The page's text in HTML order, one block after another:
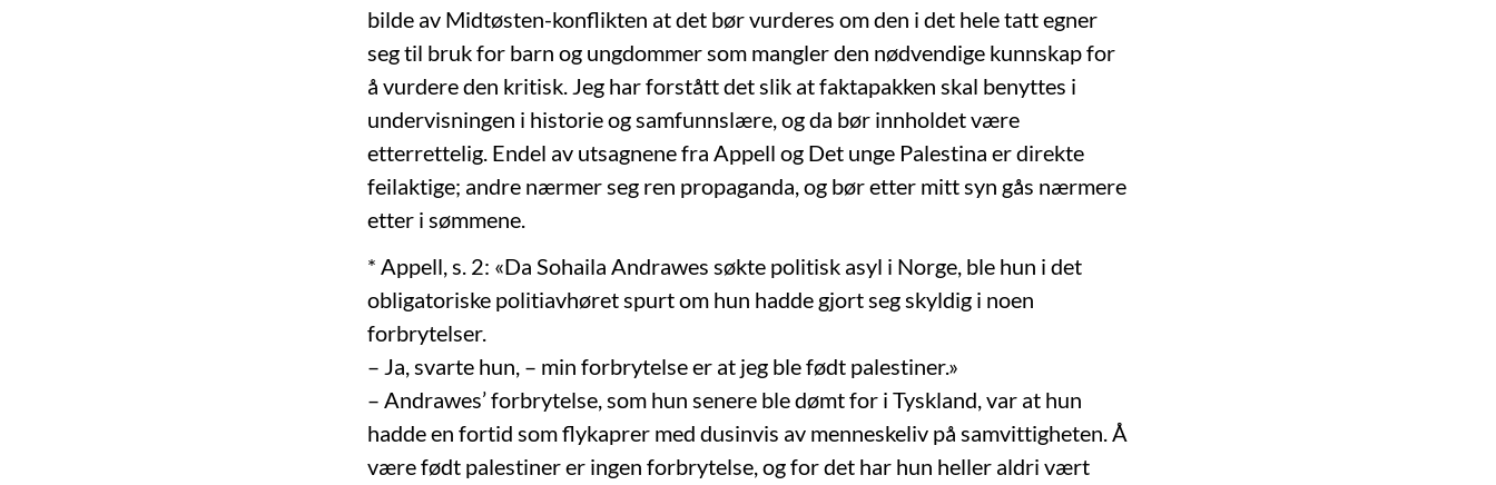
bilde av Midtøsten-konflikten at det bør vurderes om den i det hele tatt egner
seg til bruk for barn og ungdommer som mangler den nødvendige kunnskap for
å vurdere den kritisk. Jeg har forstått det slik at faktapakken skal benyttes i
undervisningen i historie og samfunnslære, og da bør innholdet være
etterrettelig. Endel av utsagnene fra Appell og Det unge Palestina er direkte
feilaktige; andre nærmer seg ren propaganda, og bør etter mitt syn gås nærmere
etter i sømmene.
* Appell, s. 2: «Da Sohaila Andrawes søkte politisk asyl i Norge, ble hun i det
obligatoriske politiavhøret spurt om hun hadde gjort seg skyldig i noen
forbrytelser.
– Ja, svarte hun, – min forbrytelse er at jeg ble født palestiner.»
– Andrawes’ forbrytelse, som hun senere ble dømt for i Tyskland, var at hun
hadde en fortid som flykaprer med dusinvis av menneskeliv på samvittigheten. Å
være født palestiner er ingen forbrytelse, og for det har hun heller aldri vært